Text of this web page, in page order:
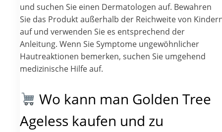
und suchen Sie einen Dermatologen auf. Bewahren
Sie das Produkt außerhalb der Reichweite von
auf und verwenden Sie es entsprechend der
Anleitung. Wenn Sie Symptome ungewöhnlicher
Hautreaktionen bemerken, suchen Sie umgehend
medizinische Hilfe auf.
Wo kann man Golden Tree
Ageless kaufen und zu